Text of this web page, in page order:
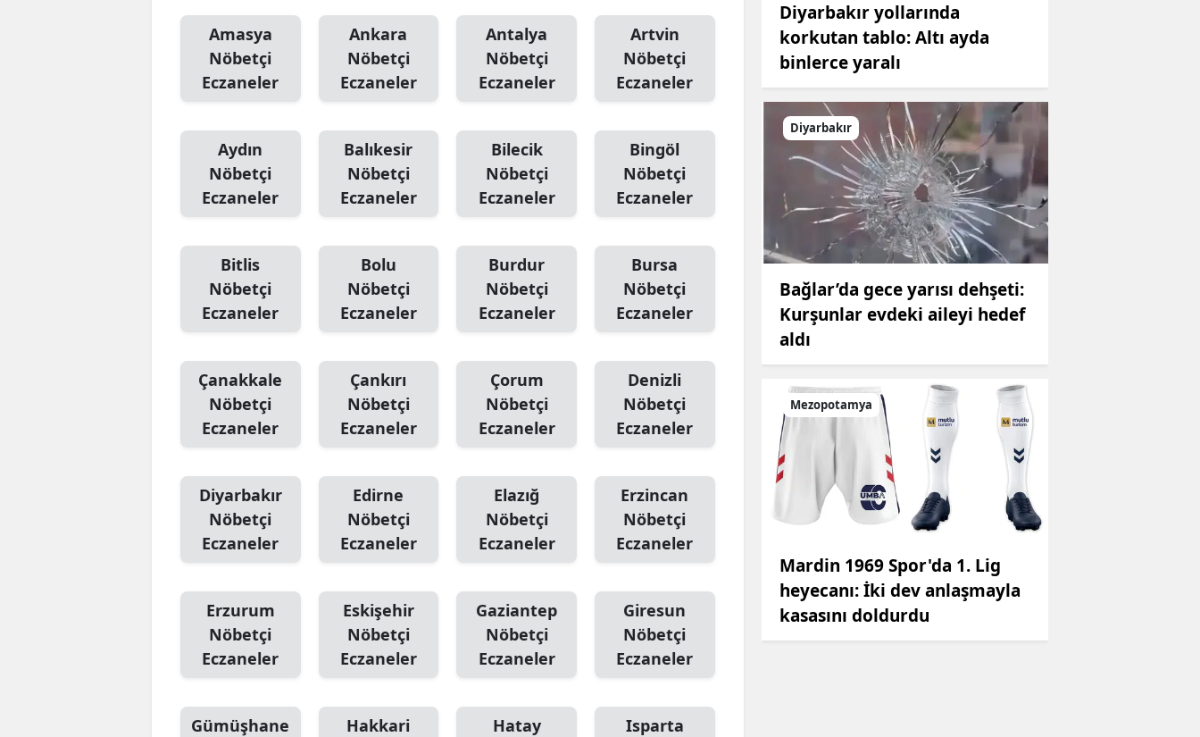
Amasya
Nöbetçi
Eczaneler
Ankara
Nöbetçi
Eczaneler
Antalya
Nöbetçi
Eczaneler
Artvin
Nöbetçi
Eczaneler
Aydın
Nöbetçi
Eczaneler
Balıkesir
Nöbetçi
Eczaneler
Bilecik
Nöbetçi
Eczaneler
Bingöl
Nöbetçi
Eczaneler
Bitlis
Nöbetçi
Eczaneler
Bolu
Nöbetçi
Eczaneler
Burdur
Nöbetçi
Eczaneler
Bursa
Nöbetçi
Eczaneler
Çanakkale
Nöbetçi
Eczaneler
Çankırı
Nöbetçi
Eczaneler
Çorum
Nöbetçi
Eczaneler
Denizli
Nöbetçi
Eczaneler
Diyarbakır
Nöbetçi
Eczaneler
Edirne
Nöbetçi
Eczaneler
Elazığ
Nöbetçi
Eczaneler
Erzincan
Nöbetçi
Eczaneler
Erzurum
Nöbetçi
Eczaneler
Eskişehir
Nöbetçi
Eczaneler
Gaziantep
Nöbetçi
Eczaneler
Giresun
Nöbetçi
Eczaneler
Gümüşhane
Hakkari
Hatay
Isparta
Diyarbakır yollarında
korkutan tablo: Altı ayda
binlerce yaralı
Diyarbakır
Bağlar’da gece yarısı dehşeti:
Kurşunlar evdeki aileyi hedef
aldı
Mezopotamya
Mardin 1969 Spor'da 1. Lig
heyecanı: İki dev anlaşmayla
kasasını doldurdu